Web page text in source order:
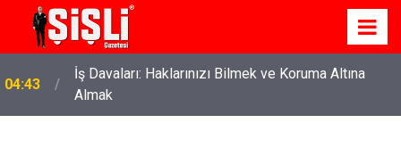
04:43
İş Davaları: Haklarınızı Bilmek ve Koruma Altına
Almak